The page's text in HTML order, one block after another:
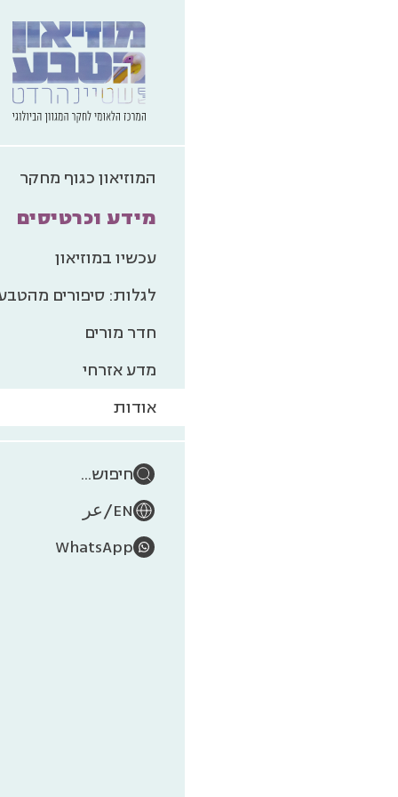
המוזיאון כגוף מחקר
מידע וכרטיסים
עכשיו במוזיאון
לגלות: סיפורים
חדר מורים
מדע אזרחי
אודות
חיפוש...
EN
/عر
WhatsApp